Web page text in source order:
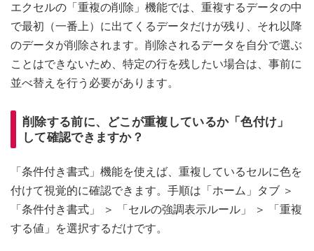
エクセルの「重複の削除」機能では、重複するデータの中
で最初（一番上）に出てくるデータだけが残り、それ以降
のデータが削除されます。削除されるデータを自分で選ぶ
ことはできないため、特定の行を残したい場合は、事前に
並べ替えを行う必要があります。
削除する前に、どこが重複しているか「色付け」
して確認できますか？
「条件付き書式」機能を使えば、重複しているセルに色を
付けて視覚的に確認できます。手順は「ホーム」タブ ＞
「条件付き書式」 ＞ 「セルの強調表示ルール」 ＞ 「重複
する値」を選択するだけです。